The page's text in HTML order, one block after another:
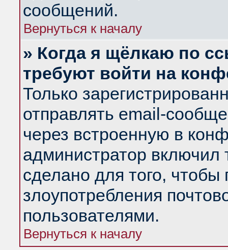
сообщений.
Вернуться к началу
» Когда я щёлкаю по
требуют войти на
Только
отправлять email-
через встроенную в
администратор
сделано для того, чтобы
злоупотребления
пользователями.
Вернуться к началу